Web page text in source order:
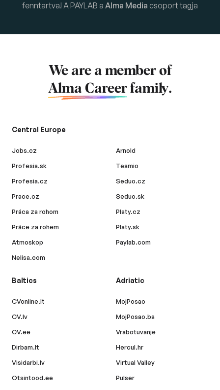
fenntartva! A PAYLAB a Alma Media csoport tagja
We are a member of
Alma Career family.
Central Europe
Jobs.cz
Profesia.sk
Profesia.cz
Prace.cz
Práca za rohom
Práce za rohem
Atmoskop
Nelisa.com
Arnold
Teamio
Seduo.cz
Seduo.sk
Platy.cz
Platy.sk
Paylab.com
Baltics
CVonline.lt
CV.lv
CV.ee
Dirbam.lt
Visidarbi.lv
Otsintood.ee
Adriatic
MojPosao
MojPosao.ba
Vrabotuvanje
Hercul.hr
Virtual Valley
Pulser